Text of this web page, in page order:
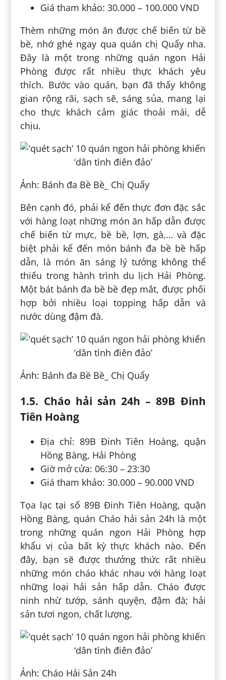
Giá tham khảo: 30.000 – 100.000 VND
Thèm những món ăn được chế biến từ bề
bề, nhớ ghé ngay qua quán chị Quẩy nha.
Đây là một trong những quán ngon Hải
Phòng được rất nhiều thực khách yêu
thích. Bước vào quán, bạn đã thấy không
gian rộng rãi, sạch sẽ, sáng sủa, mang lại
cho thực khách cảm giác thoải mái, dễ
chịu.
Ảnh: Bánh đa Bề Bề_ Chị Quẩy
Bên cạnh đó, phải kể đến thực đơn đặc sắc
với hàng loạt những món ăn hấp dẫn được
chế biến từ mực, bề bề, lợn, gà,… và đặc
biệt phải kể đến món bánh đa bề bề hấp
dẫn, là món ăn sáng lý tưởng không thể
thiếu trong hành trình du lịch Hải Phòng.
Một bát bánh đa bề bề đẹp mắt, được phối
hợp bởi nhiều loại topping hấp dẫn và
nước dùng đậm đà.
Ảnh: Bánh đa Bề Bề_ Chị Quẩy
1.5. Cháo hải sản 24h – 89B Đinh
Tiên Hoàng
Địa chỉ: 89B Đinh Tiên Hoàng, quận
Hồng Bàng, Hải Phòng
Giờ mở cửa: 06:30 – 23:30
Giá tham khảo: 30.000 – 90.000 VND
Tọa lạc tại số 89B Đinh Tiên Hoàng, quận
Hồng Bàng, quán Cháo hải sản 24h là một
trong những quán ngon Hải Phòng hợp
khẩu vị của bất kỳ thực khách nào. Đến
đây, bạn sẽ được thưởng thức rất nhiều
những món cháo khác nhau với hàng loạt
những loại hải sản hấp dẫn. Cháo được
ninh nhừ tướp, sánh quyện, đậm đà; hải
sản tươi ngon, chất lượng.
Ảnh: Cháo Hải Sản 24h